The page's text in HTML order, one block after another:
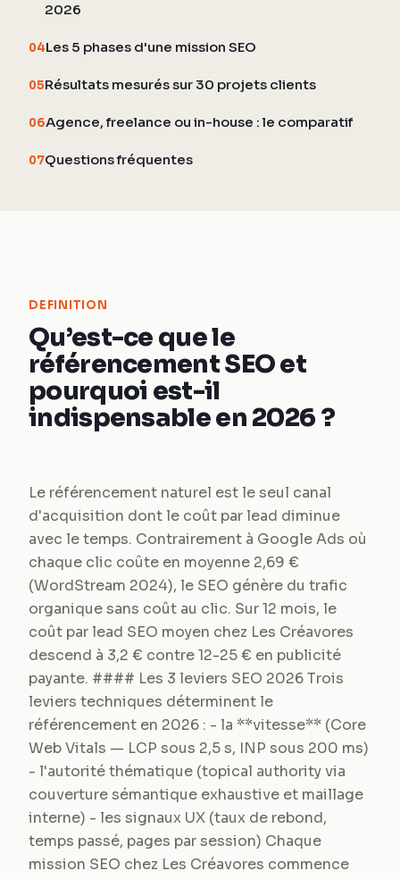
2026
04Les 5 phases d'une mission SEO
05Résultats mesurés sur 30 projets clients
06Agence, freelance ou in-house : le comparatif
07Questions fréquentes
DEFINITION
Qu’est-ce que le
référencement SEO et
pourquoi est-il
indispensable en 2026 ?
Le référencement naturel est le seul canal
d'acquisition dont le coût par lead diminue
avec le temps. Contrairement à Google Ads où
chaque clic coûte en moyenne 2,69 €
(WordStream 2024), le SEO génère du trafic
organique sans coût au clic. Sur 12 mois, le
coût par lead SEO moyen chez Les Créavores
descend à 3,2 € contre 12-25 € en publicité
payante. #### Les 3 leviers SEO 2026 Trois
leviers techniques déterminent le
référencement en 2026 : - la **vitesse** (Core
Web Vitals — LCP sous 2,5 s, INP sous 200 ms)
- l'autorité thématique (topical authority via
couverture sémantique exhaustive et maillage
interne) - les signaux UX (taux de rebond,
temps passé, pages par session) Chaque
mission SEO chez Les Créavores commence